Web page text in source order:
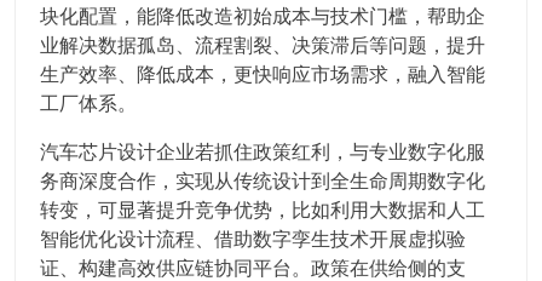
块化配置，能降低改造初始成本与技术门槛，帮助企
业解决数据孤岛、流程割裂、决策滞后等问题，提升
生产效率、降低成本，更快响应市场需求，融入智能
工厂体系。
汽车芯片设计企业若抓住政策红利，与专业数字化服
务商深度合作，实现从传统设计到全生命周期数字化
转变，可显著提升竞争优势，比如利用大数据和人工
智能优化设计流程、借助数字孪生技术开展虚拟验
证、构建高效供应链协同平台。政策在供给侧的支